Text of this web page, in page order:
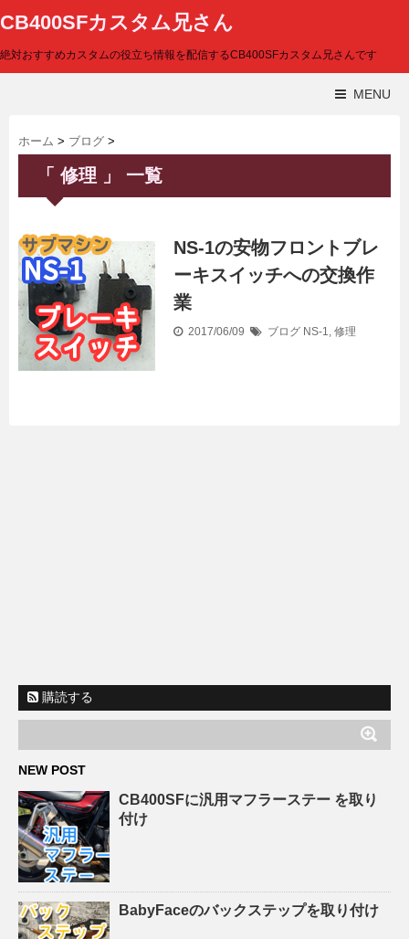
CB400SFカスタム兄さん
絶対おすすめカスタムの役立ち情報を配信するCB400SFカスタム兄さんです
MENU
ホーム > ブログ >
「 修理 」 一覧
NS-1の安物フロントブレ
ーキスイッチへの交換作
業
2017/06/09 ブログ NS-1, 修理
購読する
NEW POST
CB400SFに汎用マフラーステー を取り
付け
BabyFaceのバックステップを取り付け